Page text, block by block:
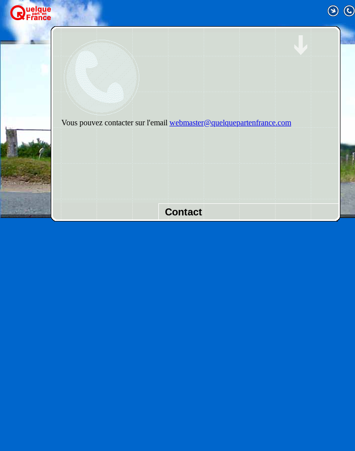
Vous pouvez contacter sur l'emailwebmaster@quelquepartenfrance.com
Contact